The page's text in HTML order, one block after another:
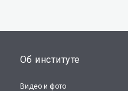
Об институте
Видео и фото